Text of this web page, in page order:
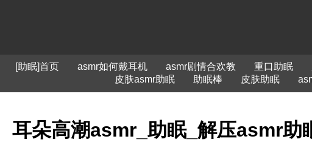
[助眠]首页 asmr如何戴耳机 asmr剧情合欢教 重口助眠
皮肤asmr助眠
助眠棒 皮肤助眠
耳朵高潮asmr_助眠_解压asmr助